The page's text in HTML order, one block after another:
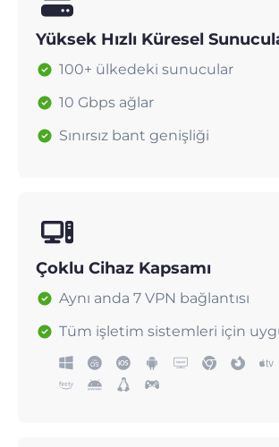
Yüksek Hızlı Küresel
100+ ülkedeki sunucular
10 Gbps ağlar
Sınırsız bant genişliği
Çoklu Cihaz Kapsamı
Aynı anda 7 VPN bağlantısı
Tüm işletim sistemleri için